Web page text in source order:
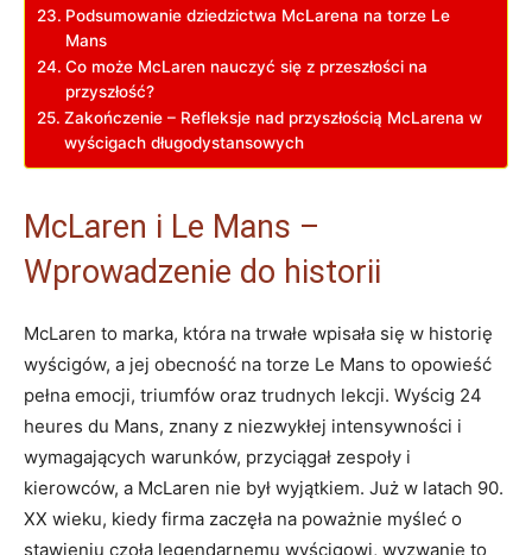
Podsumowanie dziedzictwa McLarena na torze Le
Mans
Co może McLaren nauczyć się z przeszłości na
przyszłość?
Zakończenie – Refleksje nad przyszłością McLarena w
wyścigach długodystansowych
McLaren i Le Mans –
Wprowadzenie do historii
McLaren to marka, która na trwałe wpisała się w historię
wyścigów, a jej obecność na torze Le Mans to opowieść
pełna emocji, triumfów oraz trudnych lekcji. Wyścig 24
heures du Mans, znany z niezwykłej intensywności i
wymagających warunków, przyciągał zespoły i
kierowców, a McLaren nie był wyjątkiem. Już w latach 90.
XX wieku, kiedy firma zaczęła na poważnie myśleć o
stawieniu czoła legendarnemu wyścigowi, wyzwanie to